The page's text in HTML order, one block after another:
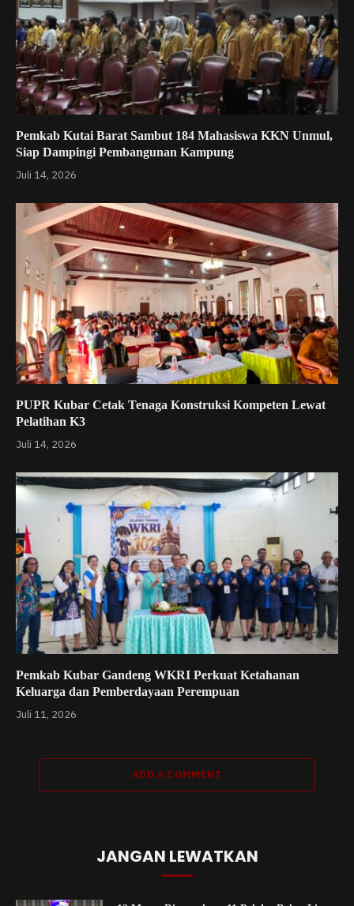
Pemkab Kutai Barat Sambut 184 Mahasiswa KKN Unmul,
Siap Dampingi Pembangunan Kampung
Juli 14, 2026
PUPR Kubar Cetak Tenaga Konstruksi Kompeten Lewat
Pelatihan K3
Juli 14, 2026
Pemkab Kubar Gandeng WKRI Perkuat Ketahanan
Keluarga dan Pemberdayaan Perempuan
Juli 11, 2026
ADD A COMMENT
JANGAN LEWATKAN